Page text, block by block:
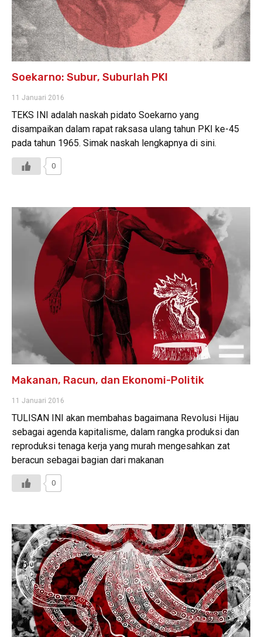
Soekarno: Subur, Suburlah PKI
11 Januari 2016
TEKS INI adalah naskah pidato Soekarno yang
disampaikan dalam rapat raksasa ulang tahun PKI ke-45
pada tahun 1965. Simak naskah lengkapnya di sini.
0
Makanan, Racun, dan Ekonomi-Politik
11 Januari 2016
TULISAN INI akan membahas bagaimana Revolusi Hijau
sebagai agenda kapitalisme, dalam rangka produksi dan
reproduksi tenaga kerja yang murah mengesahkan zat
beracun sebagai bagian dari makanan
0